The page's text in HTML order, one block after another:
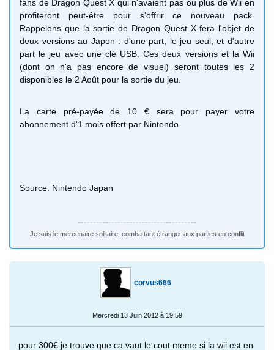
fans de Dragon Quest X qui n'avaient pas ou plus de Wii en
profiteront peut-être pour s'offrir ce nouveau pack.
Rappelons que la sortie de Dragon Quest X fera l'objet de
deux versions au Japon : d'une part, le jeu seul, et d'autre
part le jeu avec une clé USB. Ces deux versions et la Wii
(dont on n'a pas encore de visuel) seront toutes les 2
disponibles le 2 Août pour la sortie du jeu.
La carte pré-payée de 10 € sera pour payer votre
abonnement d'1 mois offert par Nintendo
Source: Nintendo Japan
Je suis le mercenaire solitaire, combattant étranger aux parties en conflit
corvus666
Mercredi 13 Juin 2012 à 19:59
pour 300€ je trouve que ca vaut le cout meme si la wii est en